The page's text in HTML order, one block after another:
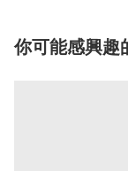
你可能感興趣